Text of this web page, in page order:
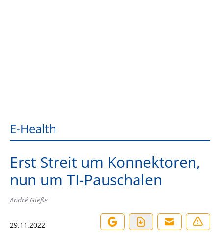
E-Health
Erst Streit um Konnektoren,
nun um TI-Pauschalen
André Gieße
29.11.2022